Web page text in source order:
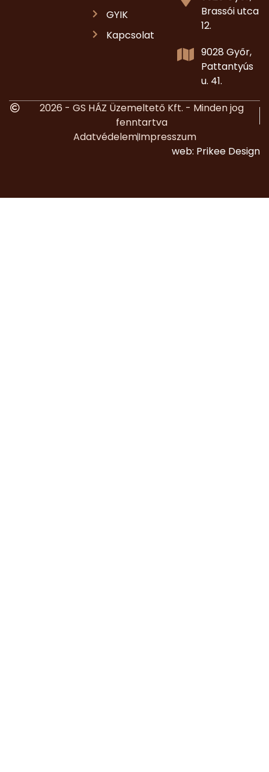
GYIK
Kapcsolat
Brassói utca
12.
9028 Győr,
Pattantyús
u. 41.
2026 - GS HÁZ Üzemeltető Kft. - Minden jog
fenntartva
AdatvédelemImpresszum
web: Prikee Design